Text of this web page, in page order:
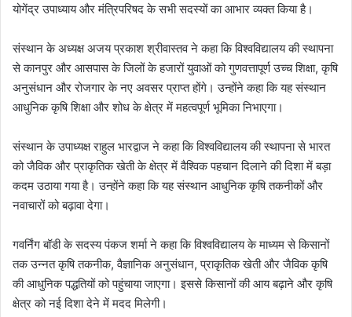
योगेंद्र उपाध्याय और मंत्रिपरिषद के सभी सदस्यों का आभार व्यक्त किया है।
संस्थान के अध्यक्ष अजय प्रकाश श्रीवास्तव ने कहा कि विश्वविद्यालय की स्थापना
से कानपुर और आसपास के जिलों के हजारों युवाओं को गुणवत्तापूर्ण उच्च शिक्षा, कृषि
अनुसंधान और रोजगार के नए अवसर प्राप्त होंगे। उन्होंने कहा कि यह संस्थान
आधुनिक कृषि शिक्षा और शोध के क्षेत्र में महत्वपूर्ण भूमिका निभाएगा।
संस्थान के उपाध्यक्ष राहुल भारद्वाज ने कहा कि विश्वविद्यालय की स्थापना से भारत
को जैविक और प्राकृतिक खेती के क्षेत्र में वैश्विक पहचान दिलाने की दिशा में बड़ा
कदम उठाया गया है। उन्होंने कहा कि यह संस्थान आधुनिक कृषि तकनीकों और
नवाचारों को बढ़ावा देगा।
गवर्निंग बॉडी के सदस्य पंकज शर्मा ने कहा कि विश्वविद्यालय के माध्यम से किसानों
तक उन्नत कृषि तकनीक, वैज्ञानिक अनुसंधान, प्राकृतिक खेती और जैविक कृषि
की आधुनिक पद्धतियों को पहुंचाया जाएगा। इससे किसानों की आय बढ़ाने और कृषि
क्षेत्र को नई दिशा देने में मदद मिलेगी।